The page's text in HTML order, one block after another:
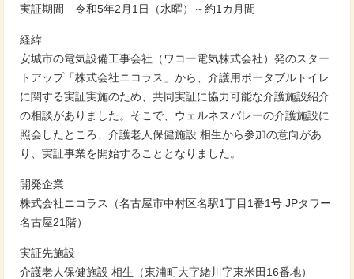
実証期間 令和5年2月1日（水曜）～約1カ月間
経緯
安城市の電気設備工事会社（ワコー電気株式会社）発のスター
トアップ「株式会社ニコラス」から、介護用ポータブルトイレ
に関する実証実施のため、共同実証に協力可能な介護施設紹介
の相談がありました。そこで、ウェルネスバレーの介護施設に
照会したところ、介護老人保健施設 相生から参加の意向があ
り、実証事業を開始することとなりました。
開発企業
株式会社ニコラス（名古屋市中村区名駅1丁目1番1号 JPタワー
名古屋21階）
実証先施設
介護老人保健施設 相生（東浦町大字緒川字東米田16番地）